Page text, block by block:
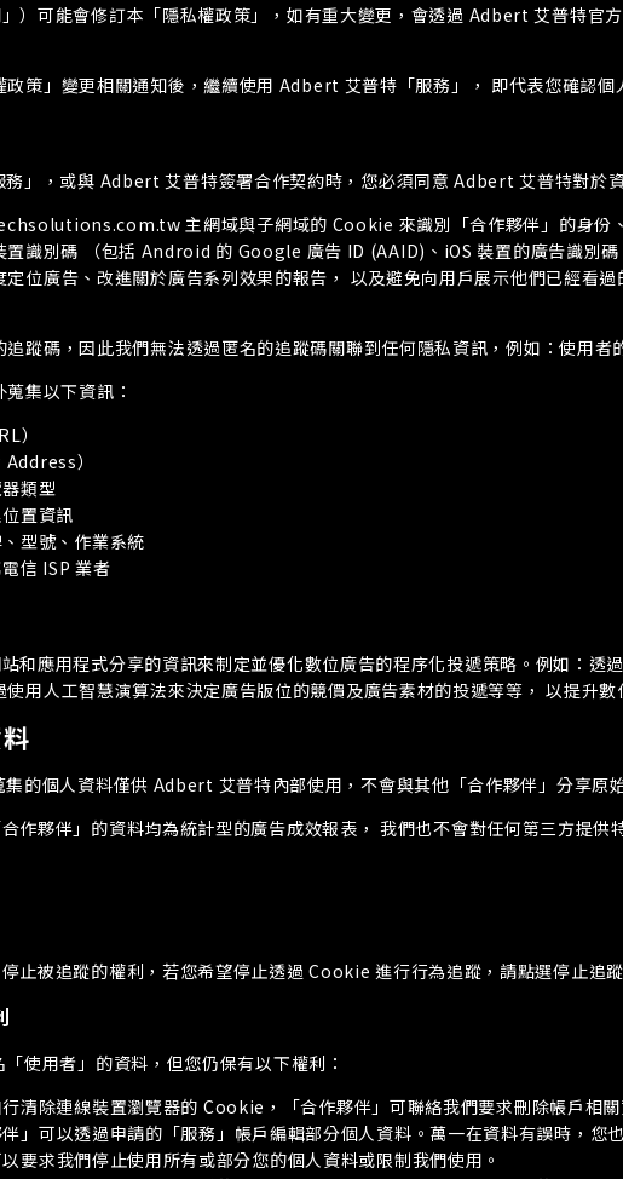
）可能會修訂本「隱私權政策」，如有重大變更，會透過 Adbert 艾普特
策」變更相關通知後，繼續使用 Adbert 艾普特「服務」， 即代表您確認
」，或與 Adbert 艾普特簽署合作契約時，您必須同意 Adbert 艾普特對於
主網域與子網域的 Cookie 來識別「合作夥伴」的身份
識別碼 （包括 Android 的 Google 廣告 ID (AAID)、iOS 裝置的廣告識別
位廣告、改進關於廣告系列效果的報告， 以及避免向用戶展示他們已經
蹤碼，因此我們無法透過匿名的追蹤碼關聯到任何隱私資訊，例如：使用
集以下資訊：
）
）
類型
置資訊
型號、作業系統
信 ISP 業者
和應用程式分享的資訊來制定並優化數位廣告的程序化投遞策略。例如：
用人工智慧演算法來決定廣告版位的競價及廣告素材的投遞等等， 以提升數
的個人資料僅供 Adbert 艾普特內部使用，不會與其他「合作夥伴」分享原
作夥伴」的資料均為統計型的廣告成效報表， 我們也不會對任何第三方提供
止被追蹤的權利，若您希望停止透過 Cookie 進行行為追蹤，請點選停止追蹤
使用者」的資料，但您仍保有以下權利：
行清除連線裝置瀏覽器的 Cookie，「合作夥伴」可聯絡我們要求刪除帳戶相關
伴」可以透過申請的「服務」帳戶編輯部分個人資料。萬一在資料有誤時，您
要求我們停止使用所有或部分您的個人資料或限制我們使用。